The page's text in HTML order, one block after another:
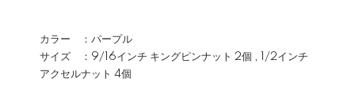
カラー ：パープル
サイズ ：9/16インチ キングピンナット 2個 , 1/2インチ
アクセルナット 4個